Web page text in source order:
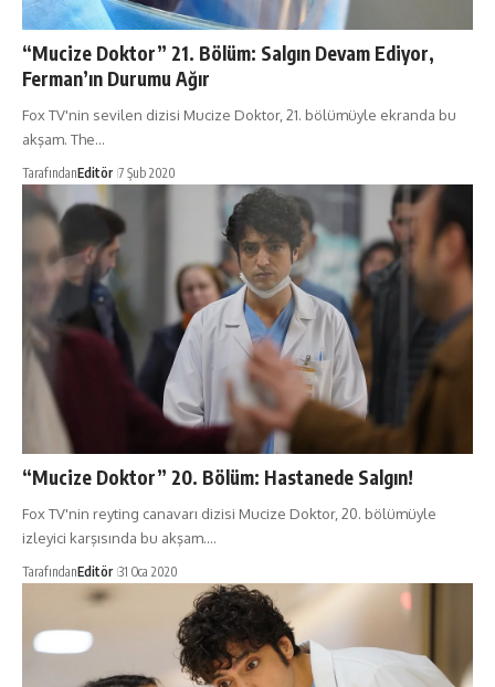
“Mucize Doktor” 21. Bölüm: Salgın Devam Ediyor,
Ferman’ın Durumu Ağır
Fox TV'nin sevilen dizisi Mucize Doktor, 21. bölümüyle ekranda bu
akşam. The…
TarafındanEditör 7 Şub 2020
“Mucize Doktor” 20. Bölüm: Hastanede Salgın!
Fox TV'nin reyting canavarı dizisi Mucize Doktor, 20. bölümüyle
izleyici karşısında bu akşam.…
TarafındanEditör 31 Oca 2020